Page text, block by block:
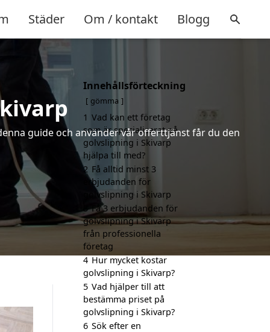
Städer Om / kontakt Blogg
guide och använder vår offerttjänst får du den
Innehållsförteckning
gömma
1 Vad kan ett företag
som är specialiserat på
golvslipning i Skivarp
hjälpa till med?
2 Få alltid minst 3
erbjudanden för
golvslipning i Skivarp
3 Få 3 erbjudanden för
golvslipning i Skivarp
från professionella
företag
4 Hur mycket kostar
golvslipning i Skivarp?
5 Vad hjälper till att
bestämma priset på
golvslipning i Skivarp?
6 Sök efter en